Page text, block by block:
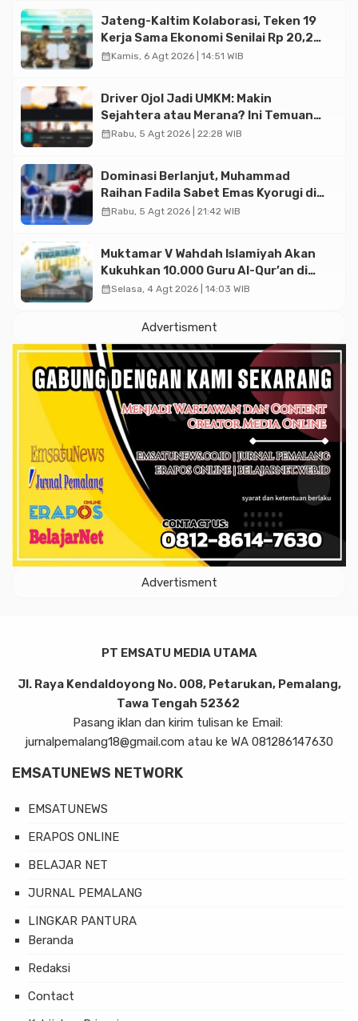
Jateng-Kaltim Kolaborasi, Teken 19
Kerja Sama Ekonomi Senilai Rp 20,2
Triliun
calendar_monthKamis, 6 Agt 2026 | 14:51 WIB
Driver Ojol Jadi UMKM: Makin
Sejahtera atau Merana? Ini Temuan
Diskusi Paramadina
calendar_monthRabu, 5 Agt 2026 | 22:28 WIB
Dominasi Berlanjut, Muhammad
Raihan Fadila Sabet Emas Kyorugi di
Asian Taekwondo Indonesia Open
calendar_monthRabu, 5 Agt 2026 | 21:42 WIB
Muktamar V Wahdah Islamiyah Akan
Kukuhkan 10.000 Guru Al-Qur’an di
Masjid Istiqlal
calendar_monthSelasa, 4 Agt 2026 | 14:03 WIB
Advertisment
Advertisment
PT EMSATU MEDIA UTAMA
Jl. Raya Kendaldoyong No. 008, Petarukan, Pemalang,
Tawa Tengah 52362
Pasang iklan dan kirim tulisan ke Email:
jurnalpemalang18@gmail.com atau ke WA 081286147630
EMSATUNEWS NETWORK
EMSATUNEWS
ERAPOS ONLINE
BELAJAR NET
JURNAL PEMALANG
LINGKAR PANTURA
Beranda
Redaksi
Contact